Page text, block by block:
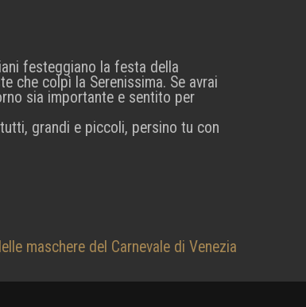
festeggiano la festa della
che colpì la Serenissima. Se avrai
sia importante e sentito per
grandi e piccoli, persino tu con
maschere del Carnevale di Venezia